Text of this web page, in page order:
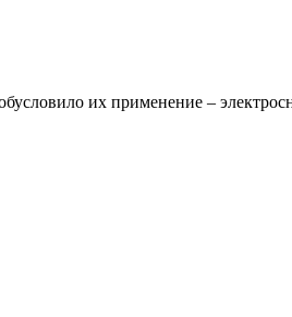
их применение –